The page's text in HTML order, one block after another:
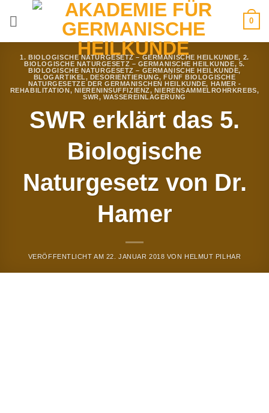
0
1. BIOLOGISCHE NATURGESETZ – GERMANISCHE HEILKUNDE, 2.
BIOLOGISCHE NATURGESETZ – GERMANISCHE HEILKUNDE, 5.
BIOLOGISCHE NATURGESETZ – GERMANISCHE HEILKUNDE,
BLOGARTIKEL, DESORIENTIERUNG,FÜNF BIOLOGISCHE
NATURGESETZE DER GERMANISCHEN HEILKUNDE, HAMER -
REHABILITATION, NIERENINSUFFIZIENZ, NIERENSAMMELROHRKREBS,
SWR,WASSEREINLAGERUNG
SWR erklärt das 5.
Biologische
Naturgesetz von Dr.
Hamer
VERÖFFENTLICHT AM 22. JANUAR 2018 VON HELMUT PILHAR